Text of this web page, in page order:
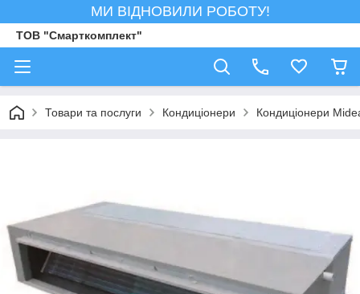
МИ ВІДНОВИЛИ РОБОТУ!
ТОВ "Смарткомплект"
Товари та послуги Кондиціонери Кондиціонери